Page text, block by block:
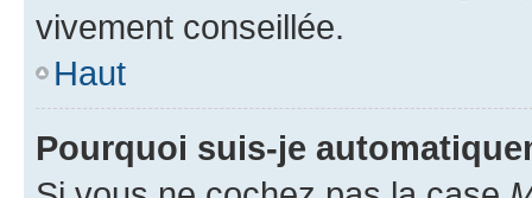
vivement conseillée.
Haut
Pourquoi suis-je